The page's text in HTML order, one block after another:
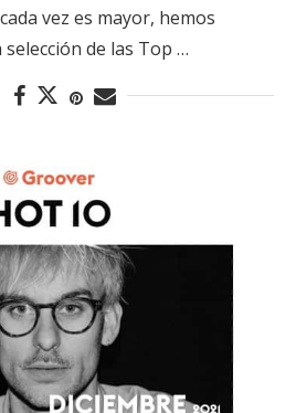
vez es mayor, hemos
de las Top …